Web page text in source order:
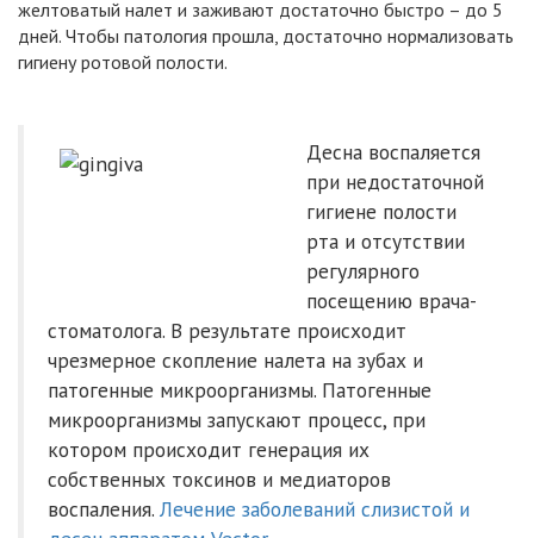
желтоватый налет и заживают достаточно быстро – до 5
дней. Чтобы патология прошла, достаточно нормализовать
гигиену ротовой полости.
Десна воспаляется
при недостаточной
гигиене полости
рта и отсутствии
регулярного
посещению врача-
стоматолога. В результате происходит
чрезмерное скопление налета на зубах и
патогенные микроорганизмы. Патогенные
микроорганизмы запускают процесс, при
котором происходит генерация их
собственных токсинов и медиаторов
воспаления. Лечение заболеваний слизистой и